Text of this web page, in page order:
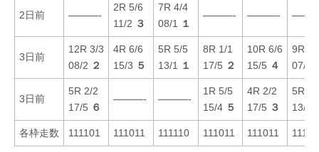
2日前 ———-
2R 5/6
11/2 ３
7R 4/4
08/1
１
———- ———-
3日前
12R 3/3
08/2 ２
4R 6/6
15/3 ５
5R 5/5
13/1
１
8R 1/1
17/5 ２
10R 6/6
15/5 ４
9R 1/
07/1
3日前
5R 2/2
17/5 ６
———- ———-
1R 5/5
15/4 ５
4R 2/2
17/5 ３
5R 4/
13/1
各枠走数 111101 111011 111110 111011 111011